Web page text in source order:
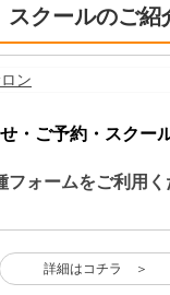
スクールのご紹
・ご予約・スクー
フォームをご利用く
詳細はコチラ ＞